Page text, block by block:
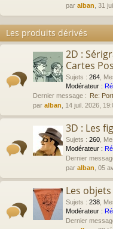
par alban , 31
Les produits dérivés
2D :
Cartes
Sujets : 264
Modérateur :
Dernier message : Re:
par alban , 14 juil. 2026,
3D : Les
Sujets : 260
Modérateur :
Dernier
par alban , 05
Les
Sujets : 238
Modérateur :
Dernier